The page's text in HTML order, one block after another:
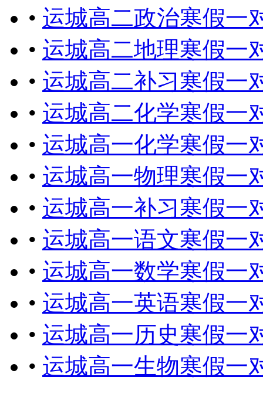
• 运城高二政治寒假一
• 运城高二地理寒假一
• 运城高二补习寒假一
• 运城高二化学寒假一
• 运城高一化学寒假一
• 运城高一物理寒假一
• 运城高一补习寒假一
• 运城高一语文寒假一
• 运城高一数学寒假一
• 运城高一英语寒假一
• 运城高一历史寒假一
• 运城高一生物寒假一